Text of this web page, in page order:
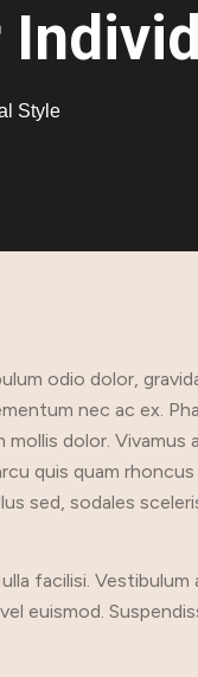
Style
odio dolor,
nec ac ex.
dolor.
quis quam
sed, sodales
facilisi. Vestibulum
euismod.